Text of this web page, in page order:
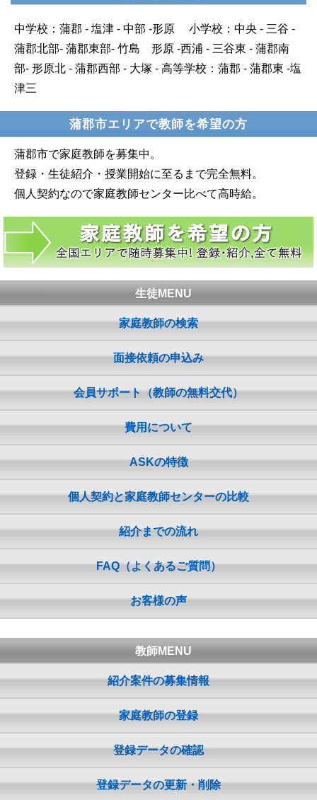
中学校：蒲郡 - 塩津 - 中部 -形原 小学校：中央 - 三谷 -
蒲郡北部- 蒲郡東部- 竹島 形原 -西浦 - 三谷東 - 蒲郡南
部- 形原北 - 蒲郡西部 - 大塚 - 高等学校：蒲郡 - 蒲郡東 -塩
津三
蒲郡市エリアで教師を希望の方
蒲郡市で家庭教師を募集中。
登録・生徒紹介・授業開始に至るまで完全無料。
個人契約なので家庭教師センター比べて高時給。
生徒MENU
家庭教師の検索
面接依頼の申込み
会員サポート（教師の無料交代）
費用について
ASKの特徴
個人契約と家庭教師センターの比較
紹介までの流れ
FAQ（よくあるご質問）
お客様の声
教師MENU
紹介案件の募集情報
家庭教師の登録
登録データの確認
登録データの更新・削除